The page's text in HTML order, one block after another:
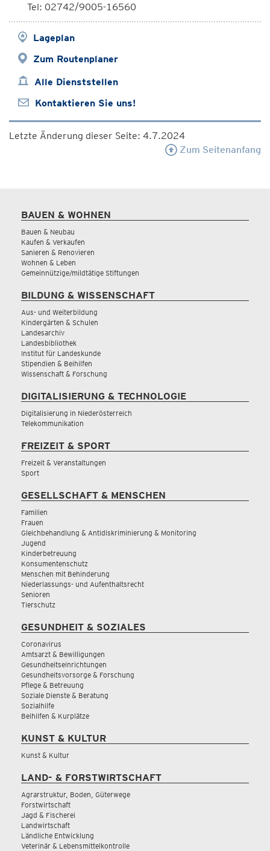
Tel: 02742/9005-16560
Lageplan
Zum Routenplaner
Alle Dienststellen
Kontaktieren Sie uns!
Letzte Änderung dieser Seite: 4.7.2024
Zum Seitenanfang
BAUEN & WOHNEN
Bauen & Neubau
Kaufen & Verkaufen
Sanieren & Renovieren
Wohnen & Leben
Gemeinnützige/mildtätige Stiftungen
BILDUNG & WISSENSCHAFT
Aus- und Weiterbildung
Kindergärten & Schulen
Landesarchiv
Landesbibliothek
Institut für Landeskunde
Stipendien & Beihilfen
Wissenschaft & Forschung
DIGITALISIERUNG & TECHNOLOGIE
Digitalisierung in Niederösterreich
Telekommunikation
FREIZEIT & SPORT
Freizeit & Veranstaltungen
Sport
GESELLSCHAFT & MENSCHEN
Familien
Frauen
Gleichbehandlung & Antidiskriminierung & Monitoring
Jugend
Kinderbetreuung
Konsumentenschutz
Menschen mit Behinderung
Niederlassungs- und Aufenthaltsrecht
Senioren
Tierschutz
GESUNDHEIT & SOZIALES
Coronavirus
Amtsarzt & Bewilligungen
Gesundheitseinrichtungen
Gesundheitsvorsorge & Forschung
Pflege & Betreuung
Soziale Dienste & Beratung
Sozialhilfe
Beihilfen & Kurplätze
KUNST & KULTUR
Kunst & Kultur
LAND- & FORSTWIRTSCHAFT
Agrarstruktur, Boden, Güterwege
Forstwirtschaft
Jagd & Fischerei
Landwirtschaft
Ländliche Entwicklung
Veterinär & Lebensmittelkontrolle